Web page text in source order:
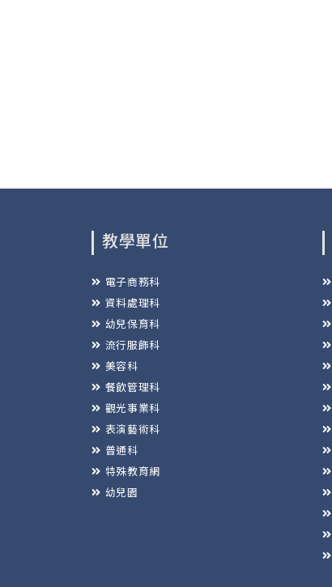
教學單位
電子商務科
資料處理科
幼兒保育科
流行服飾科
美容科
餐飲管理科
觀光事業科
表演藝術科
普通科
特殊教育網
幼兒園